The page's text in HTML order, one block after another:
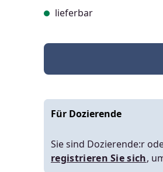
lieferbar
Für Dozierende
Sie sind Dozierende:r
registrieren Sie sich,